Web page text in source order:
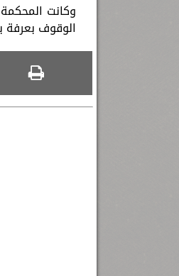
وكانت
الوقوف بعرفة يوم